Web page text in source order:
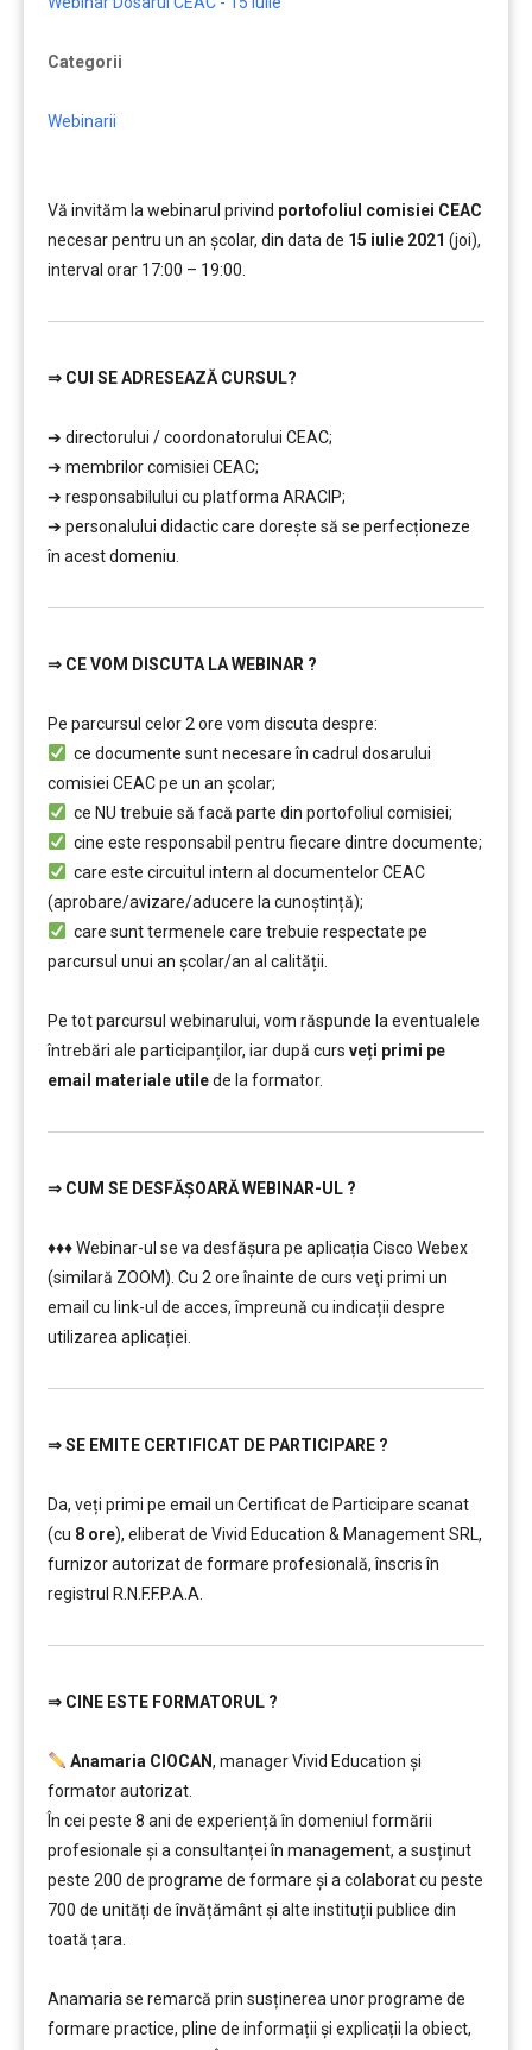
Categorii
Webinarii
Vă invităm la webinarul privind portofoliul comisiei CEAC
necesar pentru un an școlar, din data de 15 iulie 2021 (joi),
interval orar 17:00 – 19:00.
⇒ CUI SE ADRESEAZĂ CURSUL?
➔ directorului / coordonatorului CEAC;
➔ membrilor comisiei CEAC;
➔ responsabilului cu platforma ARACIP;
➔ personalului didactic care doreşte să se perfecționeze
în acest domeniu.
⇒ CE VOM DISCUTA LA WEBINAR ?
Pe parcursul celor 2 ore vom discuta despre:
ce documente sunt necesare în cadrul dosarului
comisiei CEAC pe un an școlar;
ce NU trebuie să facă parte din portofoliul comisiei;
cine este responsabil pentru fiecare dintre documente;
care este circuitul intern al documentelor CEAC
(aprobare/avizare/aducere la cunoştință);
care sunt termenele care trebuie respectate pe
parcursul unui an şcolar/an al calității.
Pe tot parcursul webinarului, vom răspunde la eventualele
întrebări ale participanților, iar după curs veți primi pe
email materiale utilede la formator.
⇒ CUM SE DESFĂȘOARĂ WEBINAR-UL ?
♦♦♦ Webinar-ul se va desfășura pe aplicația Cisco Webex
(similară ZOOM). Cu 2 ore înainte de curs veţi primi un
email cu link-ul de acces, împreună cu indicații despre
utilizarea aplicației.
⇒SE EMITE CERTIFICAT DE PARTICIPARE ?
Da, veți primi pe email un Certificat de Participare scanat
(cu 8 ore), eliberat de Vivid Education & Management SRL,
furnizor autorizat de formare profesională, înscris în
registrul R.N.F.F.P.A.A.
⇒ CINE ESTE FORMATORUL ?
Anamaria CIOCAN, manager Vivid Education și
formator autorizat.
În cei peste 8 ani de experiență în domeniul formării
profesionale și a consultanței în management, a susținut
peste 200 de programe de formare și a colaborat cu peste
700 de unități de învățământ şi alte instituții publice din
toată țara.
Anamaria se remarcă prin susținerea unor programe de
formare practice, pline de informații și explicații la obiect,